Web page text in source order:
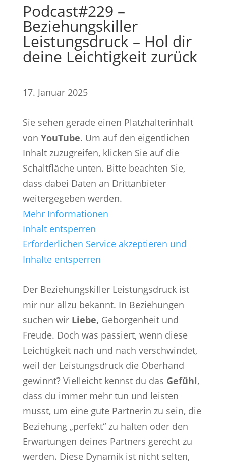
Podcast#229 –
Beziehungskiller
Leistungsdruck – Hol dir
deine Leichtigkeit zurück
17. Januar 2025
Sie sehen gerade einen Platzhalterinhalt
von YouTube. Um auf den eigentlichen
Inhalt zuzugreifen, klicken Sie auf die
Schaltfläche unten. Bitte beachten Sie,
dass dabei Daten an Drittanbieter
weitergegeben werden.
Mehr Informationen
Inhalt entsperren
Erforderlichen Service akzeptieren und
Inhalte entsperren
Der Beziehungskiller Leistungsdruck ist
mir nur allzu bekannt. In Beziehungen
suchen wir Liebe, Geborgenheit und
Freude. Doch was passiert, wenn diese
Leichtigkeit nach und nach verschwindet,
weil der Leistungsdruck die Oberhand
gewinnt? Vielleicht kennst du das Gefühl,
dass du immer mehr tun und leisten
musst, um eine gute Partnerin zu sein, die
Beziehung „perfekt“ zu halten oder den
Erwartungen deines Partners gerecht zu
werden. Diese Dynamik ist nicht selten,